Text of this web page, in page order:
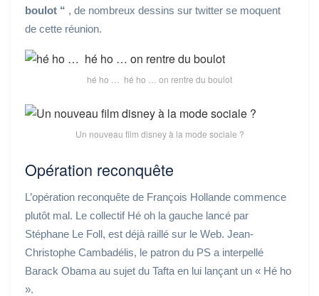
boulot “ , de nombreux dessins sur twitter se moquent
de cette réunion.
hé ho … hé ho … on rentre du boulot
Un nouveau film disney à la mode sociale ?
Opération reconquête
L’opération reconquête de François Hollande commence
plutôt mal. Le collectif Hé oh la gauche lancé par
Stéphane Le Foll, est déjà raillé sur le Web. Jean-
Christophe Cambadélis, le patron du PS a interpellé
Barack Obama au sujet du Tafta en lui lançant un « Hé ho
».